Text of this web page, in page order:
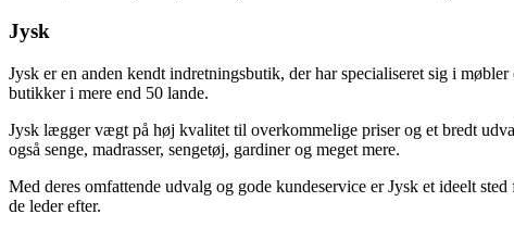
Jysk
Jysk er en anden kendt indretningsbutik, der har specialiseret sig i
butikker i mere end 50 lande.
Jysk lægger vægt på høj kvalitet til overkommelige priser og et bredt
også senge, madrasser, sengetøj, gardiner og meget mere.
Med deres omfattende udvalg og gode kundeservice er Jysk et ideelt
de leder efter.